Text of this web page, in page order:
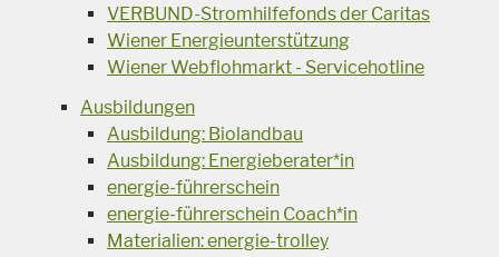
VERBUND-Stromhilfefonds der Caritas
Wiener Energieunterstützung
Wiener Webflohmarkt - Servicehotline
Ausbildungen
Ausbildung: Biolandbau
Ausbildung: Energieberater*in
energie-führerschein
energie-führerschein Coach*in
Materialien: energie-trolley